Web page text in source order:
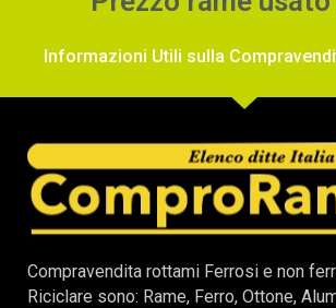
Informazioni Utili sulla
Compravendita rottami Ferrosi e non
Riciclare sono: Rame, Ferro, Ottone,